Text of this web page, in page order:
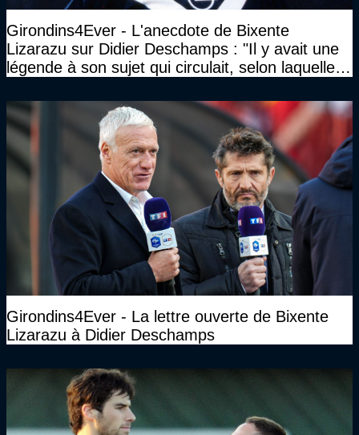
Girondins4Ever - L'anecdote de Bixente
Lizarazu sur Didier Deschamps : "Il y avait une
légende à son sujet qui circulait, selon laquelle il
Girondins4Ever - La lettre ouverte de Bixente
Lizarazu à Didier Deschamps